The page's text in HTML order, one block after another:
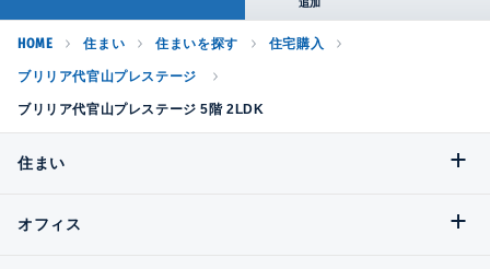
HOME 住まい 住まいを探す 住宅購入
ブリリア代官山プレステージ
ブリリア代官山プレステージ 5階 2LDK
住まい
オフィス